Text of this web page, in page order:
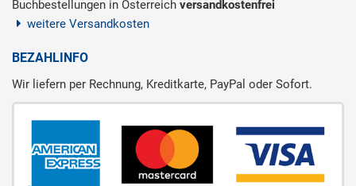
Buchbestellungen in Österreich versandkostenfrei
weitere Versandkosten
BEZAHLINFO
Wir liefern per Rechnung, Kreditkarte, PayPal oder Sofort.